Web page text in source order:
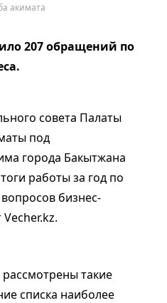
акимата
207 обращений по
совета Палаты
под
города Бакытжана
работы за год по
бизнес-
такие
списка наиболее